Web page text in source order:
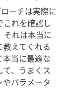
ーチは実際に
これを確認し
それは本当に
えてくれる
当に最適な
、うまくス
パラメータ